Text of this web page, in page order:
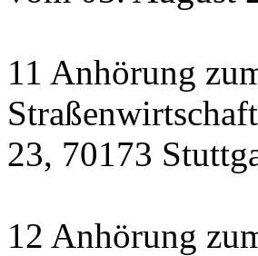
11 Anhörung
23, 70173
12 Anhörung